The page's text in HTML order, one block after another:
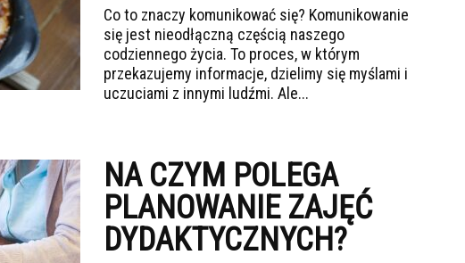
Co to znaczy komunikować się? Komunikowanie
się jest nieodłączną częścią naszego
codziennego życia. To proces, w którym
przekazujemy informacje, dzielimy się myślami i
uczuciami z innymi ludźmi. Ale...
NA CZYM POLEGA
PLANOWANIE ZAJĘĆ
DYDAKTYCZNYCH?